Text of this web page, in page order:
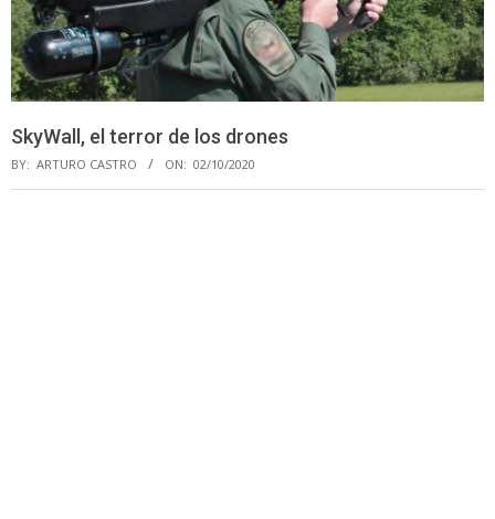
SkyWall, el terror de los drones
BY: ARTURO CASTRO ON: 02/10/2020